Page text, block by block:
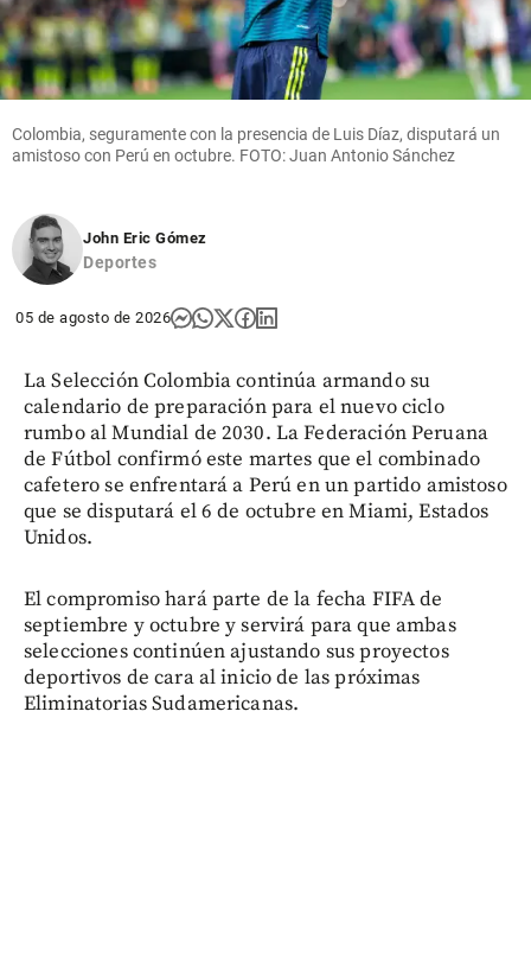
Colombia, seguramente con la presencia de Luis Díaz, disputará un
amistoso con Perú en octubre. FOTO: Juan Antonio Sánchez
John Eric Gómez
Deportes
05 de agosto de 2026
La Selección Colombia continúa armando su
calendario de preparación para el nuevo ciclo
rumbo al Mundial de 2030. La Federación Peruana
de Fútbol confirmó este martes que el combinado
cafetero se enfrentará a Perú en un partido amistoso
que se disputará el 6 de octubre en Miami, Estados
Unidos.
El compromiso hará parte de la fecha FIFA de
septiembre y octubre y servirá para que ambas
selecciones continúen ajustando sus proyectos
deportivos de cara al inicio de las próximas
Eliminatorias Sudamericanas.